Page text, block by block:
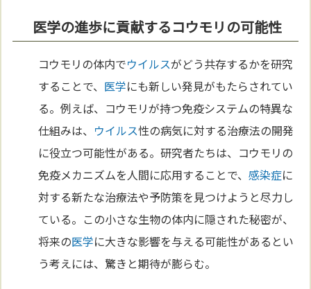
医学の進歩に貢献するコウモリの可能性
コウモリの体内でウイルスがどう共存するかを研究
することで、 医学にも新しい発見がもたらされてい
る。例えば、コウモリが持つ免疫システムの特異な
仕組みは、 ウイルス性の病気に対する治療法の開発
に役立つ可能性がある。研究者たちは、コウモリの
免疫メカニズムを人間に応用することで、感染症に
対する新たな治療法や予防策を見つけようと尽力し
ている。この小さな生物の体内に隠された秘密が、
将来の医学に大きな影響を与える可能性があるとい
う考えには、驚きと期待が膨らむ。